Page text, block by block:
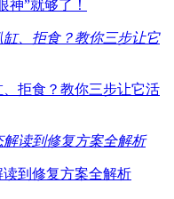
神”就够了！
拒食？教你三步让它活
到修复方案全解析